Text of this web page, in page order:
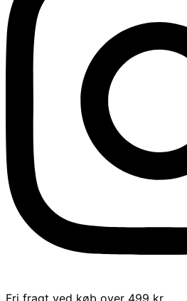
Fri fragt ved køb over 499 kr.